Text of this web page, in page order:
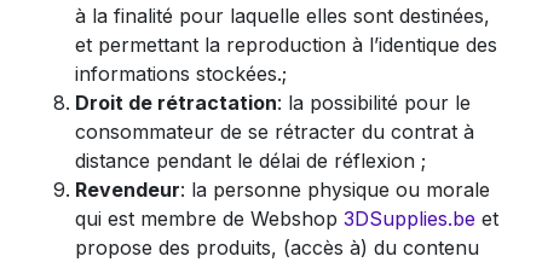
à la finalité pour laquelle elles sont destinées,
et permettant la reproduction à l’identique des
informations stockées.;
Droit de rétractation: la possibilité pour le
consommateur de se rétracter du contrat à
distance pendant le délai de réflexion ;
Revendeur: la personne physique ou morale
qui est membre de Webshop 3DSupplies.be et
propose des produits, (accès à) du contenu